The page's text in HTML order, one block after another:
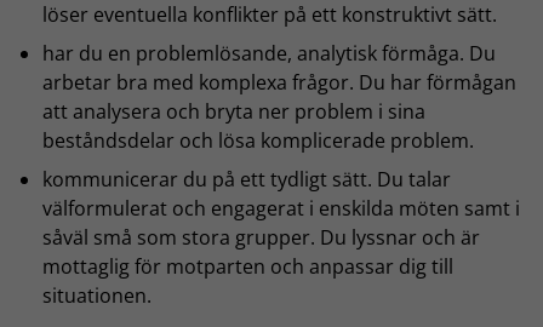
löser eventuella konflikter på ett konstruktivt sätt.
har du en problemlösande, analytisk förmåga. Du
arbetar bra med komplexa frågor. Du har förmågan
att analysera och bryta ner problem i sina
beståndsdelar och lösa komplicerade problem.
kommunicerar du på ett tydligt sätt. Du talar
välformulerat och engagerat i enskilda möten samt i
såväl små som stora grupper. Du lyssnar och är
mottaglig för motparten och anpassar dig till
situationen.